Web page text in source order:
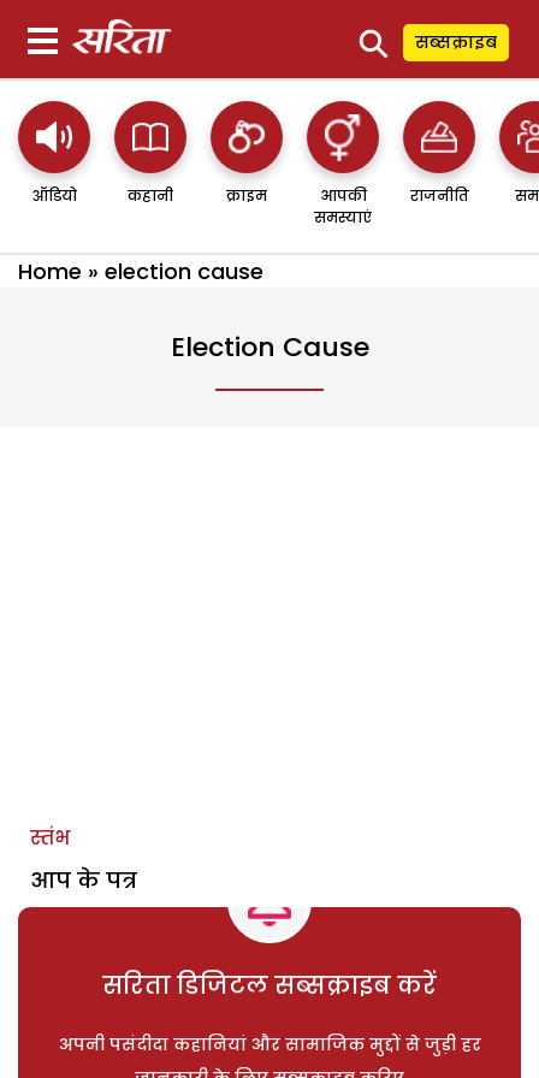
⚲ सब्सक्राइब
ऑडियो कहानी क्राइम
आपकी
समस्याएं
राजनीति
Home » election cause
Election Cause
स्तंभ
आप के पत्र
सरिता डिजिटल सब्सक्राइब करें
अपनी पसंदीदा कहानियां और सामाजिक मुद्दों से जुड़ी हर